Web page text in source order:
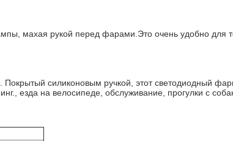
махая рукой перед фарами.Это очень удобно для
силиконовым ручкой, этот светодиодный
езда на велосипеде, обслуживание, прогулки с